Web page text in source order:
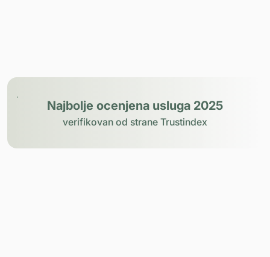
Najbolje ocenjena usluga 2025
verifikovan od strane Trustindex